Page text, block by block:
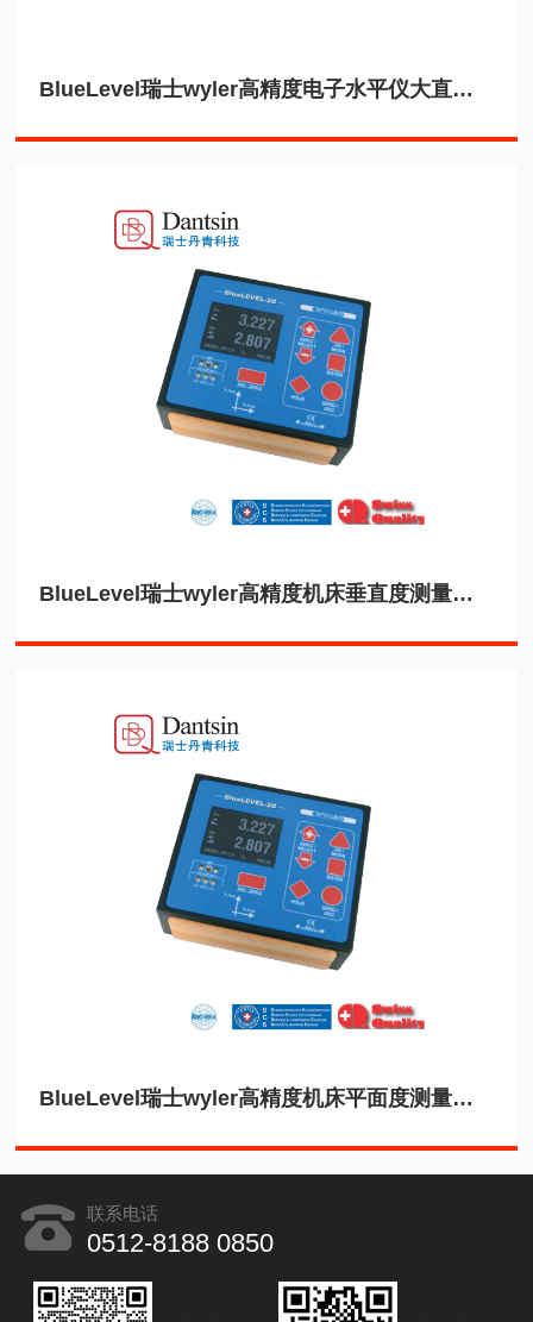
BlueLevel瑞士wyler高精度电子水平仪大直径轴类测量
BlueLevel瑞士wyler高精度机床垂直度测量电子水平仪
BlueLevel瑞士wyler高精度机床平面度测量电子水平仪
联系电话
0512-8188 0850